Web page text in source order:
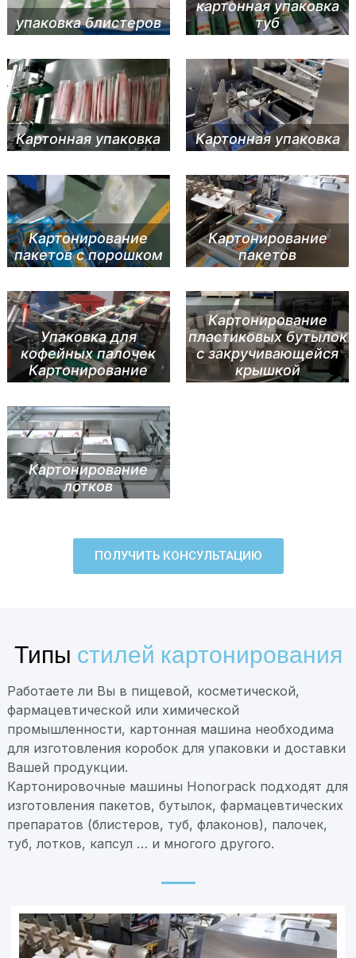
упаковка блистеров
картонная упаковка
туб
Картонная упаковка Картонная упаковка
Картонирование
пакетов с порошком
Картонирование
пакетов
Упаковка для
кофейных палочек
Картонирование
Картонирование
пластиковых бутылок
с закручивающейся
крышкой
Картонирование
лотков
ПОЛУЧИТЬ КОНСУЛЬТАЦИЮ
Типы стилей картонирования
Работаете ли Вы в пищевой, косметической,
фармацевтической или химической
промышленности, картонная машина необходима
для изготовления коробок для упаковки и доставки
Вашей продукции.
Картонировочные машины Honorpack подходят для
изготовления пакетов, бутылок, фармацевтических
препаратов (блистеров, туб, флаконов), палочек,
туб, лотков, капсул … и многого другого.